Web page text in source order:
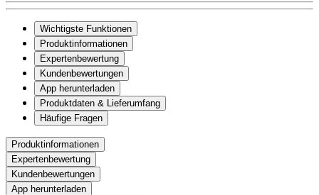
Wichtigste Funktionen
Produktinformationen
Expertenbewertung
Kundenbewertungen
App herunterladen
Produktdaten & Lieferumfang
Häufige Fragen
Produktinformationen
Expertenbewertung
Kundenbewertungen
App herunterladen